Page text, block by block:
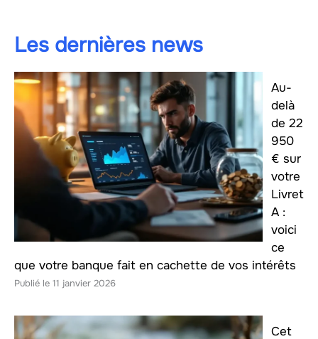
Les dernières news
Au-
delà
de 22
950
€ sur
votre
Livret
A :
voici
ce
que votre banque fait en cachette de vos intérêts
11 janvier 2026
Cet